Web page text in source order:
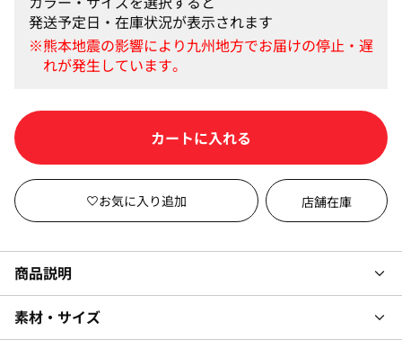
発送予定日・在庫状況が表示されます
カートに入れる
店舗在庫
商品説明
素材・サイズ